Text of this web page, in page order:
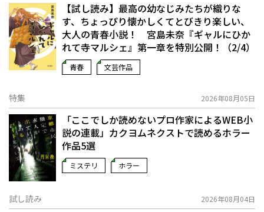
【試し読み】最高の幼なじみたちが織りな
す、ちょっぴり懐かしくてとびきり楽しい、
大人の青春小説！ 宮島未奈『ギャルにひか
れて寺マルシェ』第一章を特別公開！（2/4）
青春 文芸作品
特集 2026年08月05日
「ここでしか読めないプロ作家によるWEB小
説の連載」――カクヨムネクストで読めるホラー
作品5選
ミステリ ホラー
試し読み 2026年08月04日